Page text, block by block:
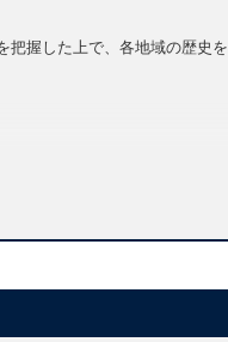
把握した上で、各地域の歴史を